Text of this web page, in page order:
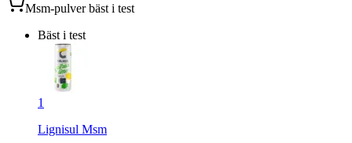
Msm-pulverbäst i test
Bäst i test
1
Lignisul Msm